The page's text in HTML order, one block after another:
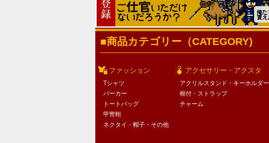
商品カテゴリー（CATEGORY)
ファッション
Tシャツ
パーカー
トートバッグ
甲冑鞄
ネクタイ・帽子・その他
アクセサリー・アクスタ
アクリルスタンド・キーホルダー
根付・ストラップ
チャーム